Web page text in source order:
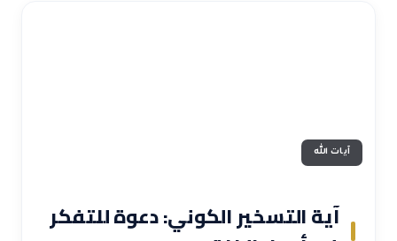
آيات الله
آية التسخير الكوني: دعوة للتفكر